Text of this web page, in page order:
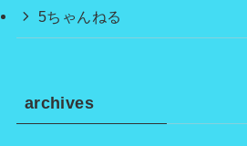
5ちゃんねる
archives